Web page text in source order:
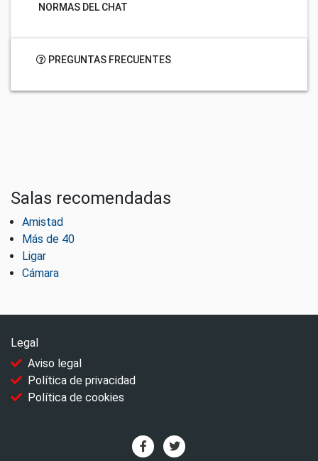
NORMAS DEL CHAT
PREGUNTAS FRECUENTES
Salas recomendadas
Amistad
Más de 40
Ligar
Cámara
Legal
Aviso legal
Política de privacidad
Política de cookies